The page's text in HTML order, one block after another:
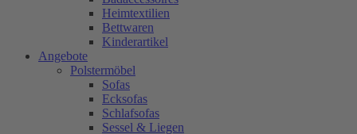
Heimtextilien
Bettwaren
Kinderartikel
Angebote
Polstermöbel
Sofas
Ecksofas
Schlafsofas
Sessel & Liegen